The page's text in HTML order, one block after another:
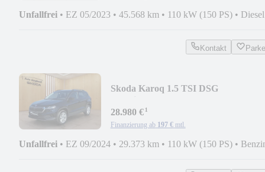
Unfallfrei • EZ 05/2023 • 45.568 km • 110 kW (150 PS) • Diesel
Kontakt
Skoda Karoq 1.5 TSI DSG
28.980 €¹
Finanzierung ab 197 € mtl.
Unfallfrei • EZ 09/2024 • 29.373 km • 110 kW (150 PS) •